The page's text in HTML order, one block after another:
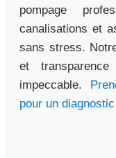
pompage
canalisations et
sans stress.
et
impeccable.
pour un